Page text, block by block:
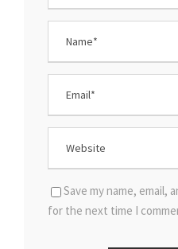
Save my name, email,
for the next time I